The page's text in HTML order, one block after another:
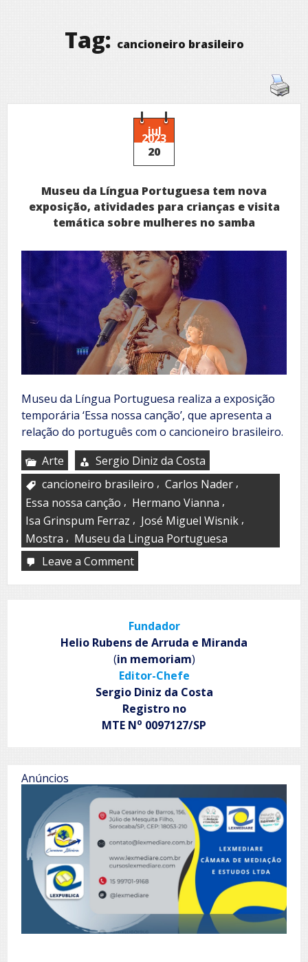
Tag: cancioneiro brasileiro
jul
2023
20
Museu da Língua Portuguesa tem nova
exposição, atividades para crianças e visita
temática sobre mulheres no samba
Museu da Língua Portuguesa realiza a exposição
temporária ‘Essa nossa canção’, que apresenta a
relação do português com o cancioneiro brasileiro.
Arte
Sergio Diniz da Costa
cancioneiro brasileiro , Carlos Nader ,
Essa nossa canção , Hermano Vianna ,
Isa Grinspum Ferraz , José Miguel Wisnik ,
Mostra , Museu da Lingua Portuguesa
Leave a Commenton
da
tem
nova
exposição,
atividades
para
crianças
e
visita
temática
Fundador
Helio Rubens de Arruda e Miranda
(in memoriam)
Editor-Chefe
Sergio Diniz da Costa
Registro no
MTE No 0097127/SP
Anúncios